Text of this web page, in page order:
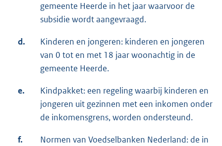
gemeente Heerde in het jaar waarvoor de
subsidie wordt aangevraagd.
d.
Kinderen en jongeren: kinderen en jongeren
van 0 tot en met 18 jaar woonachtig in de
gemeente Heerde.
e.
Kindpakket: een regeling waarbij kinderen en
jongeren uit gezinnen met een inkomen onder
de inkomensgrens, worden ondersteund.
f.
Normen van Voedselbanken Nederland: de in